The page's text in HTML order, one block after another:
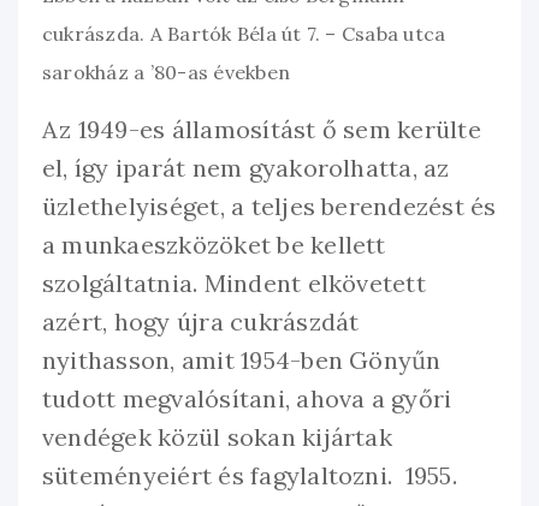
cukrászda. A Bartók Béla út 7. – Csaba utca
sarokház a ’80-as években
Az 1949-es államosítást ő sem kerülte
el, így iparát nem gyakorolhatta, az
üzlethelyiséget, a teljes berendezést és
a munkaeszközöket be kellett
szolgáltatnia. Mindent elkövetett
azért, hogy újra cukrászdát
nyithasson, amit 1954-ben Gönyűn
tudott megvalósítani, ahova a győri
vendégek közül sokan kijártak
süteményeiért és fagylaltozni. 1955.